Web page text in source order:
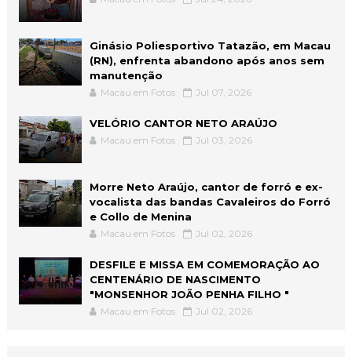
Ginásio Poliesportivo Tatazão, em Macau
(RN), enfrenta abandono após anos sem
manutenção
Macau em Fotos Jul 07, 2026
VELÓRIO CANTOR NETO ARAÚJO
Macau em Fotos Jul 03, 2026
Morre Neto Araújo, cantor de forró e ex-
vocalista das bandas Cavaleiros do Forró
e Collo de Menina
Macau em Fotos Jul 02, 2026
DESFILE E MISSA EM COMEMORAÇÃO AO
CENTENÁRIO DE NASCIMENTO
"MONSENHOR JOÃO PENHA FILHO "
Macau em Fotos Jul 02, 2026